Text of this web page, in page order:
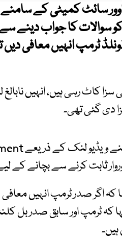
سائٹ کمیٹی کے
کا جواب دینے سے
ٹرمپ انہیں معافی دیں
ویل 20 سال کی سزا کاٹ رہی ہیں،
ثابت کرنے سے بچانے کے
اگر صدر ٹرمپ انہیں
کہ ٹرمپ اور سابق صدر بل